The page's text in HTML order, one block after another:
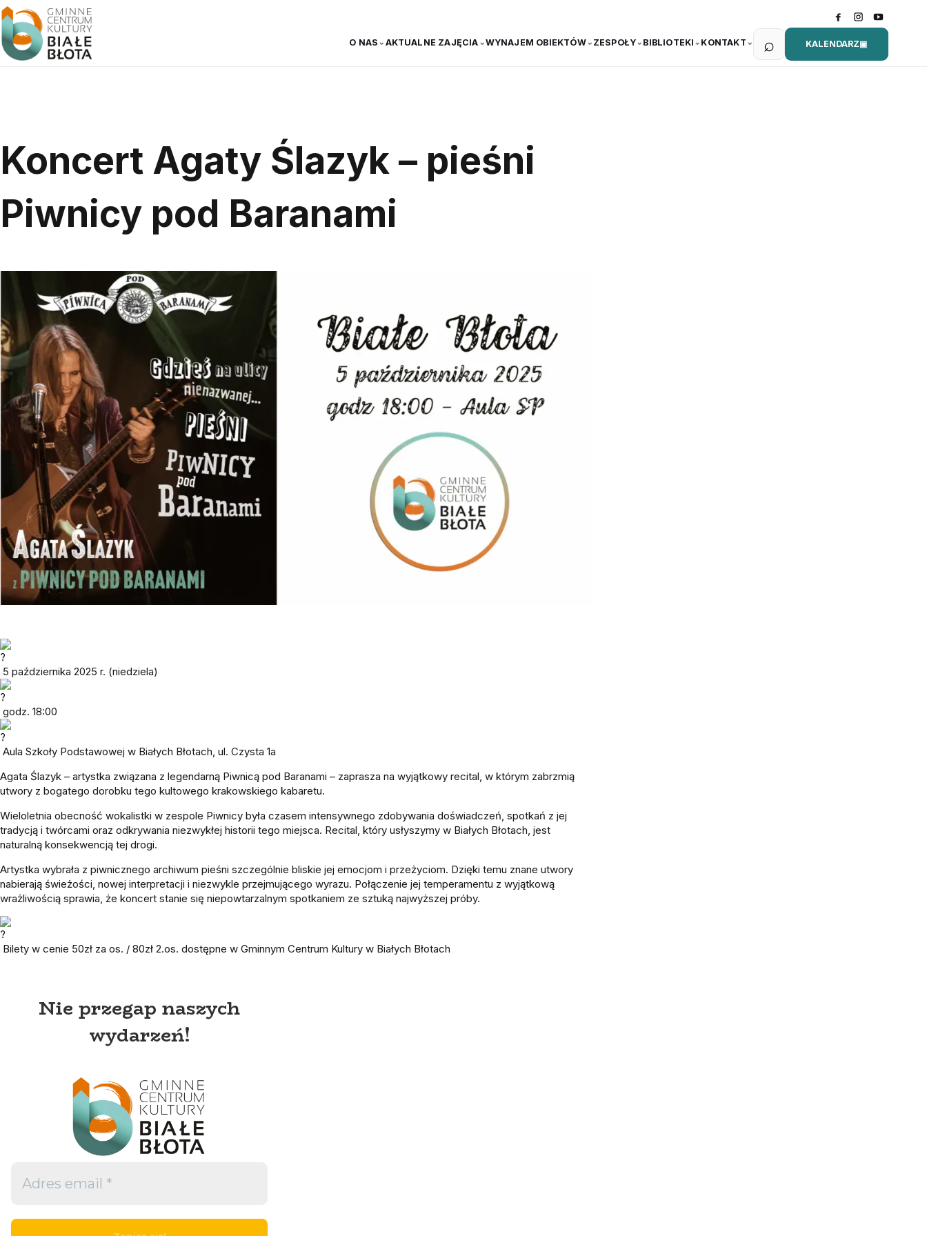
O NAS AKTUALNE ZAJĘCIA WYNAJEM OBIEKTÓW ZESPOŁY BIBLIOTEKI KONTAKT ⌕ KALENDARZ▣
Koncert Agaty Ślazyk – pieśni
Piwnicy pod Baranami
5 października 2025 r. (niedziela)
godz. 18:00
Aula Szkoły Podstawowej w Białych Błotach, ul. Czysta 1a
Agata Ślazyk – artystka związana z legendarną Piwnicą pod Baranami – zaprasza na wyjątkowy recital, w którym zabrzmią
utwory z bogatego dorobku tego kultowego krakowskiego kabaretu.
Wieloletnia obecność wokalistki w zespole Piwnicy była czasem intensywnego zdobywania doświadczeń, spotkań z jej
tradycją i twórcami oraz odkrywania niezwykłej historii tego miejsca. Recital, który usłyszymy w Białych Błotach, jest
naturalną konsekwencją tej drogi.
Artystka wybrała z piwnicznego archiwum pieśni szczególnie bliskie jej emocjom i przeżyciom. Dzięki temu znane utwory
nabierają świeżości, nowej interpretacji i niezwykle przejmującego wyrazu. Połączenie jej temperamentu z wyjątkową
wrażliwością sprawia, że koncert stanie się niepowtarzalnym spotkaniem ze sztuką najwyższej próby.
Bilety w cenie 50zł za os. / 80zł 2.os. dostępne w Gminnym Centrum Kultury w Białych Błotach
Nie przegap naszych
wydarzeń!